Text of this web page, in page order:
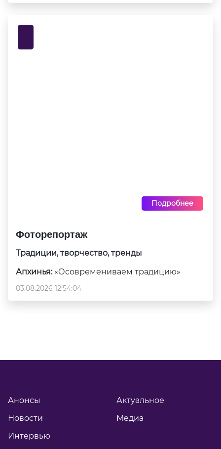
Подробнее
Фоторепортаж
Традиции, творчество, тренды
Апхинья: «Осовремениваем традицию»
03.08.2026 12:54:04
Анонсы
Новости
Интервью
Актуальное
Медиа